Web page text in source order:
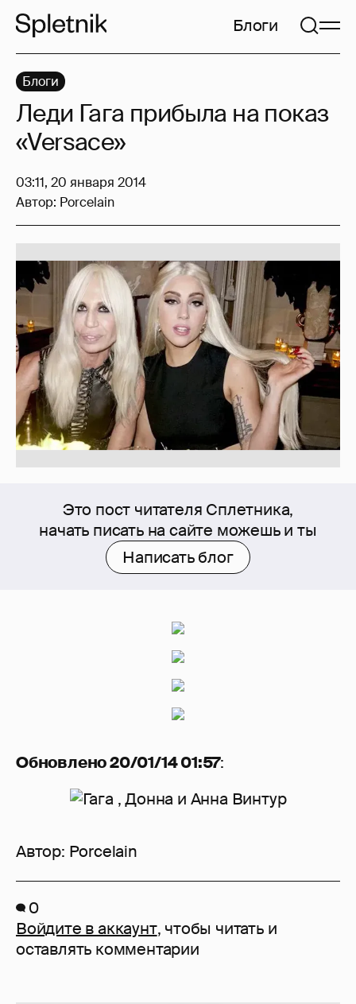
Блоги
Это пост читателя Сплетника,
начать писать на сайте можешь и ты
Написать блог
Обновлено 20/01/14 01:57:
Автор: Porcelain
Блоги
Леди Гага прибыла на показ
«Versace»
03:11, 20 января 2014
Автор: Porcelain
0
Войдите в аккаунт, чтобы читать и
оставлять комментарии